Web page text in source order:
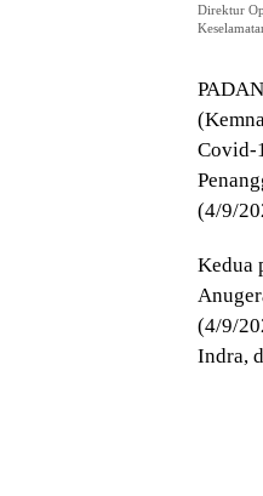
Direktur
Covid-
(4/9/
Kedua
(4/9/
Indra,